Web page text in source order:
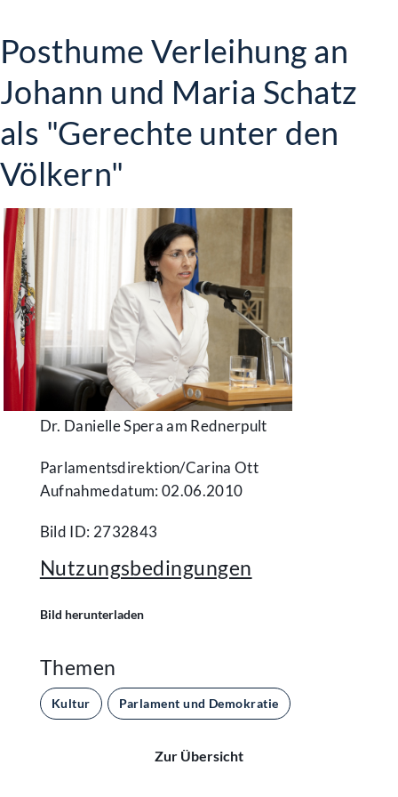
Posthume Verleihung an
Johann und Maria Schatz
als "Gerechte unter den
Völkern"
Dr. Danielle Spera am Rednerpult
Parlamentsdirektion/​Carina Ott
Aufnahmedatum: 02.06.2010
Bild ID: 2732843
Nutzungsbedingungen
Bild herunterladen
Themen
Kultur Parlament und Demokratie
Zur Übersicht